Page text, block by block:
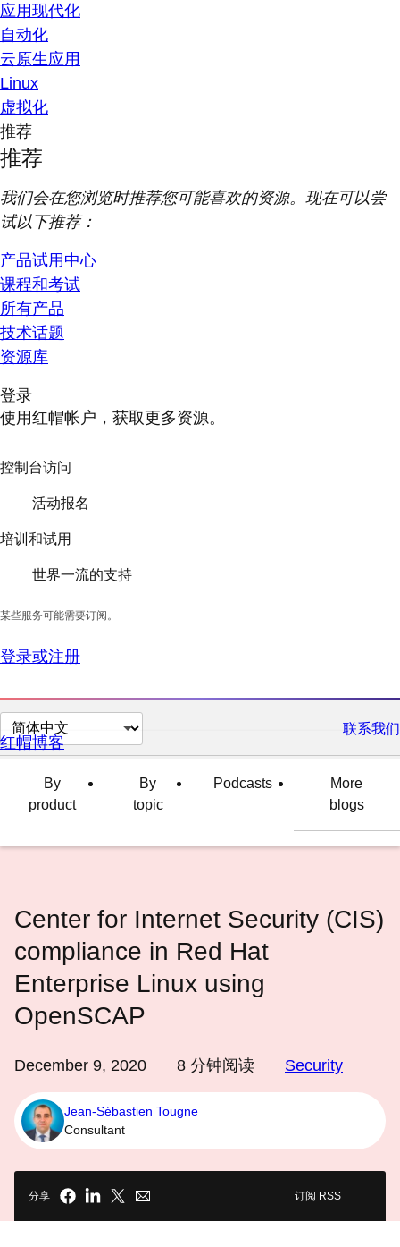
应用现代化
自动化
云原生应用
Linux
虚拟化
推荐
推荐
我们会在您浏览时推荐您可能喜欢的资源。现在可以尝
试以下推荐：
产品试用中心
课程和考试
所有产品
技术话题
资源库
登录
使用红帽帐户，获取更多资源。
控制台访问
活动报名
培训和试用
世界一流的支持
某些服务可能需要订阅。
登录或注册
切
换
言
联系我们
红帽博客
By
product
By
topic
Podcasts
More
blogs
Center for Internet Security (CIS)
compliance in Red Hat
Enterprise Linux using
OpenSCAP
December 9, 2020 8 分钟阅读 Security
Jean-Sébastien Tougne
Consultant
分享 订阅 RSS